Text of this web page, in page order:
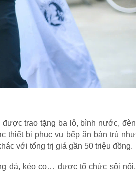
trao tặng ba lô, bình nước, đèn
thiết bị phục vụ bếp ăn bán trú như
với tổng trị giá gần 50 triệu đồng.
đá, kéo co… được tổ chức sôi nổi,